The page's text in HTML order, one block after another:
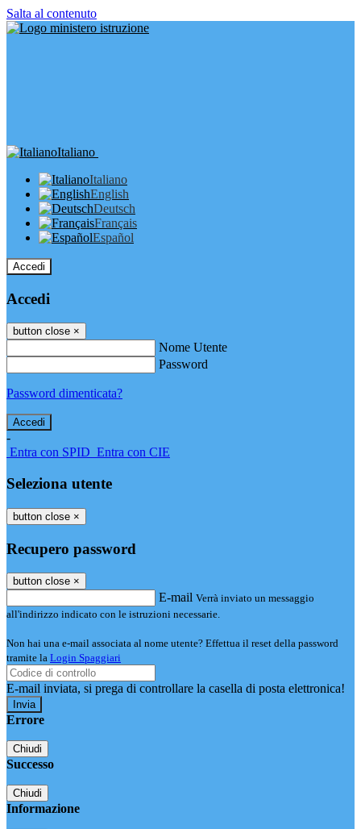
Salta al contenuto
Italiano
Italiano
English
Deutsch
Français
Español
Accedi
Accedi
button close ×
Nome Utente
Password
Password dimenticata?
-
Entra con SPID Entra con CIE
Seleziona utente
button close ×
Recupero password
button close ×
E-mail Verrà inviato un messaggio
all'indirizzo indicato con le istruzioni necessarie.
Non hai una e-mail associata al nome utente? Effettua il reset della password
tramite la Login Spaggiari
E-mail inviata, si prega di controllare la casella di posta elettronica!
Errore
Chiudi
Successo
Chiudi
Informazione